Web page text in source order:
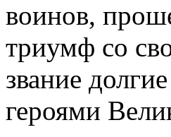
воинов,
триумф со
звание
героями